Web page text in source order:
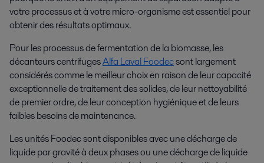
votre processus et à votre micro-organisme est essentiel pour
obtenir des résultats optimaux.
Pour les processus de fermentation de la biomasse, les
décanteurs centrifugesAlfa Laval Foodecsont largement
considérés comme le meilleur choix en raison de leur capacité
exceptionnelle de traitement des solides, de leur nettoyabilité
de premier ordre, de leur conception hygiénique et de leurs
faibles besoins de maintenance.
Les unitésFoodecsont disponibles avec une décharge de
liquide par gravité à deux phases ou une décharge de liquide